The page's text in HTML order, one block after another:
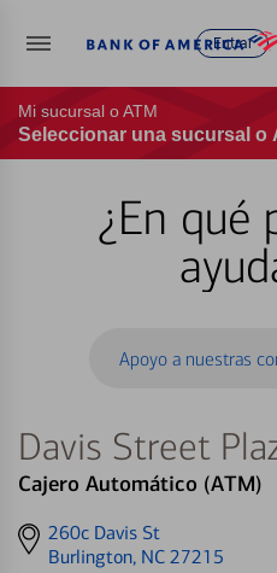
Entrar
Mi sucursal o ATM
Seleccionar una sucursal o
¿En qué
Apoyo a nuestras
Davis Street
Cajero Automático (ATM)
Get
directions
260c Davis St
Burlington, NC 27215